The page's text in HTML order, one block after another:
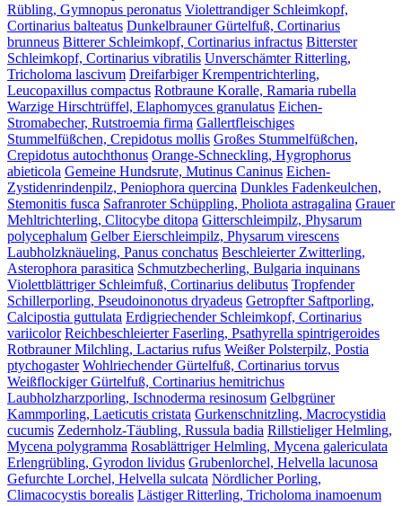
Rübling, Gymnopus peronatus Violettrandiger Schleimkopf,
Cortinarius balteatus Dunkelbrauner Gürtelfuß, Cortinarius
brunneus Bitterer Schleimkopf, Cortinarius infractus Bitterster
Schleimkopf, Cortinarius vibratilis Unverschämter Ritterling,
Tricholoma lascivum Dreifarbiger Krempentrichterling,
Leucopaxillus compactus Rotbraune Koralle, Ramaria rubella
Warzige Hirschtrüffel, Elaphomyces granulatus Eichen-
Stromabecher, Rutstroemia firma Gallertfleischiges
Stummelfüßchen, Crepidotus mollis Großes Stummelfüßchen,
Crepidotus autochthonus Orange-Schneckling, Hygrophorus
abieticola Gemeine Hundsrute, Mutinus Caninus Eichen-
Zystidenrindenpilz, Peniophora quercina Dunkles Fadenkeulchen,
Stemonitis fusca Safranroter Schüppling, Pholiota astragalina Grauer
Mehltrichterling, Clitocybe ditopa Gitterschleimpilz, Physarum
polycephalum Gelber Eierschleimpilz, Physarum virescens
Laubholzknäueling, Panus conchatus Beschleierter Zwitterling,
Asterophora parasitica Schmutzbecherling, Bulgaria inquinans
Violettblättriger Schleimfuß, Cortinarius delibutus Tropfender
Schillerporling, Pseudoinonotus dryadeus Getropfter Saftporling,
Calcipostia guttulata Erdigriechender Schleimkopf, Cortinarius
variicolor Reichbeschleierter Faserling, Psathyrella spintrigeroides
Rotbrauner Milchling, Lactarius rufus Weißer Polsterpilz, Postia
ptychogaster Wohlriechender Gürtelfuß, Cortinarius torvus
Weißflockiger Gürtelfuß, Cortinarius hemitrichus
Laubholzharzporling, Ischnoderma resinosum Gelbgrüner
Kammporling, Laeticutis cristata Gurkenschnitzling, Macrocystidia
cucumis Zedernholz-Täubling, Russula badia Rillstieliger Helmling,
Mycena polygramma Rosablättriger Helmling, Mycena galericulata
Erlengrübling, Gyrodon lividus Grubenlorchel, Helvella lacunosa
Gefurchte Lorchel, Helvella sulcata Nördlicher Porling,
Climacocystis borealis Lästiger Ritterling, Tricholoma inamoenum